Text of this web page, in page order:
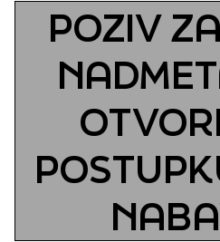
Podzakonski akti
Regulatorni okvir
Interna akta CGES-a
Zaštita podataka o ličnosti
Slobodan pristup
POZIV